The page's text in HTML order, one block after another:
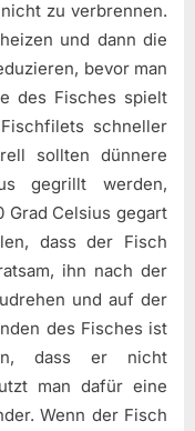
zu verbrennen.
und dann die
bevor man
des Fisches spielt
schneller
sollten dünnere
gegrillt werden,
Grad Celsius gegart
dass der Fisch
ihn nach der
und auf der
des Fisches ist
dass er nicht
man dafür eine
Wenn der Fisch